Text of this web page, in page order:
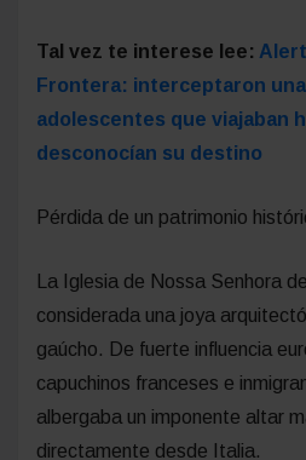
Tal vez te interese lee:
Frontera: interceptaron
adolescentes que viajaban
desconocían su destino
Pérdida de un patrimonio
La Iglesia de Nossa Senhora
considerada una joya
gaúcho. De fuerte influencia
capuchinos franceses e
albergaba un imponente altar
directamente desde Italia.